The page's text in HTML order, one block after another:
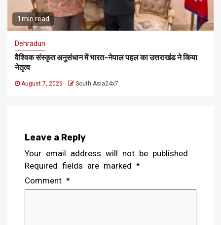
1 min read
Dehradun
वैश्विक संस्कृत अनुसंधान में भारत-नेपाल पहल का उत्तराखंड ने किया
नेतृत्व
August 7, 2026 South Asia24x7
Leave a Reply
Your email address will not be published.
Required fields are marked *
Comment *